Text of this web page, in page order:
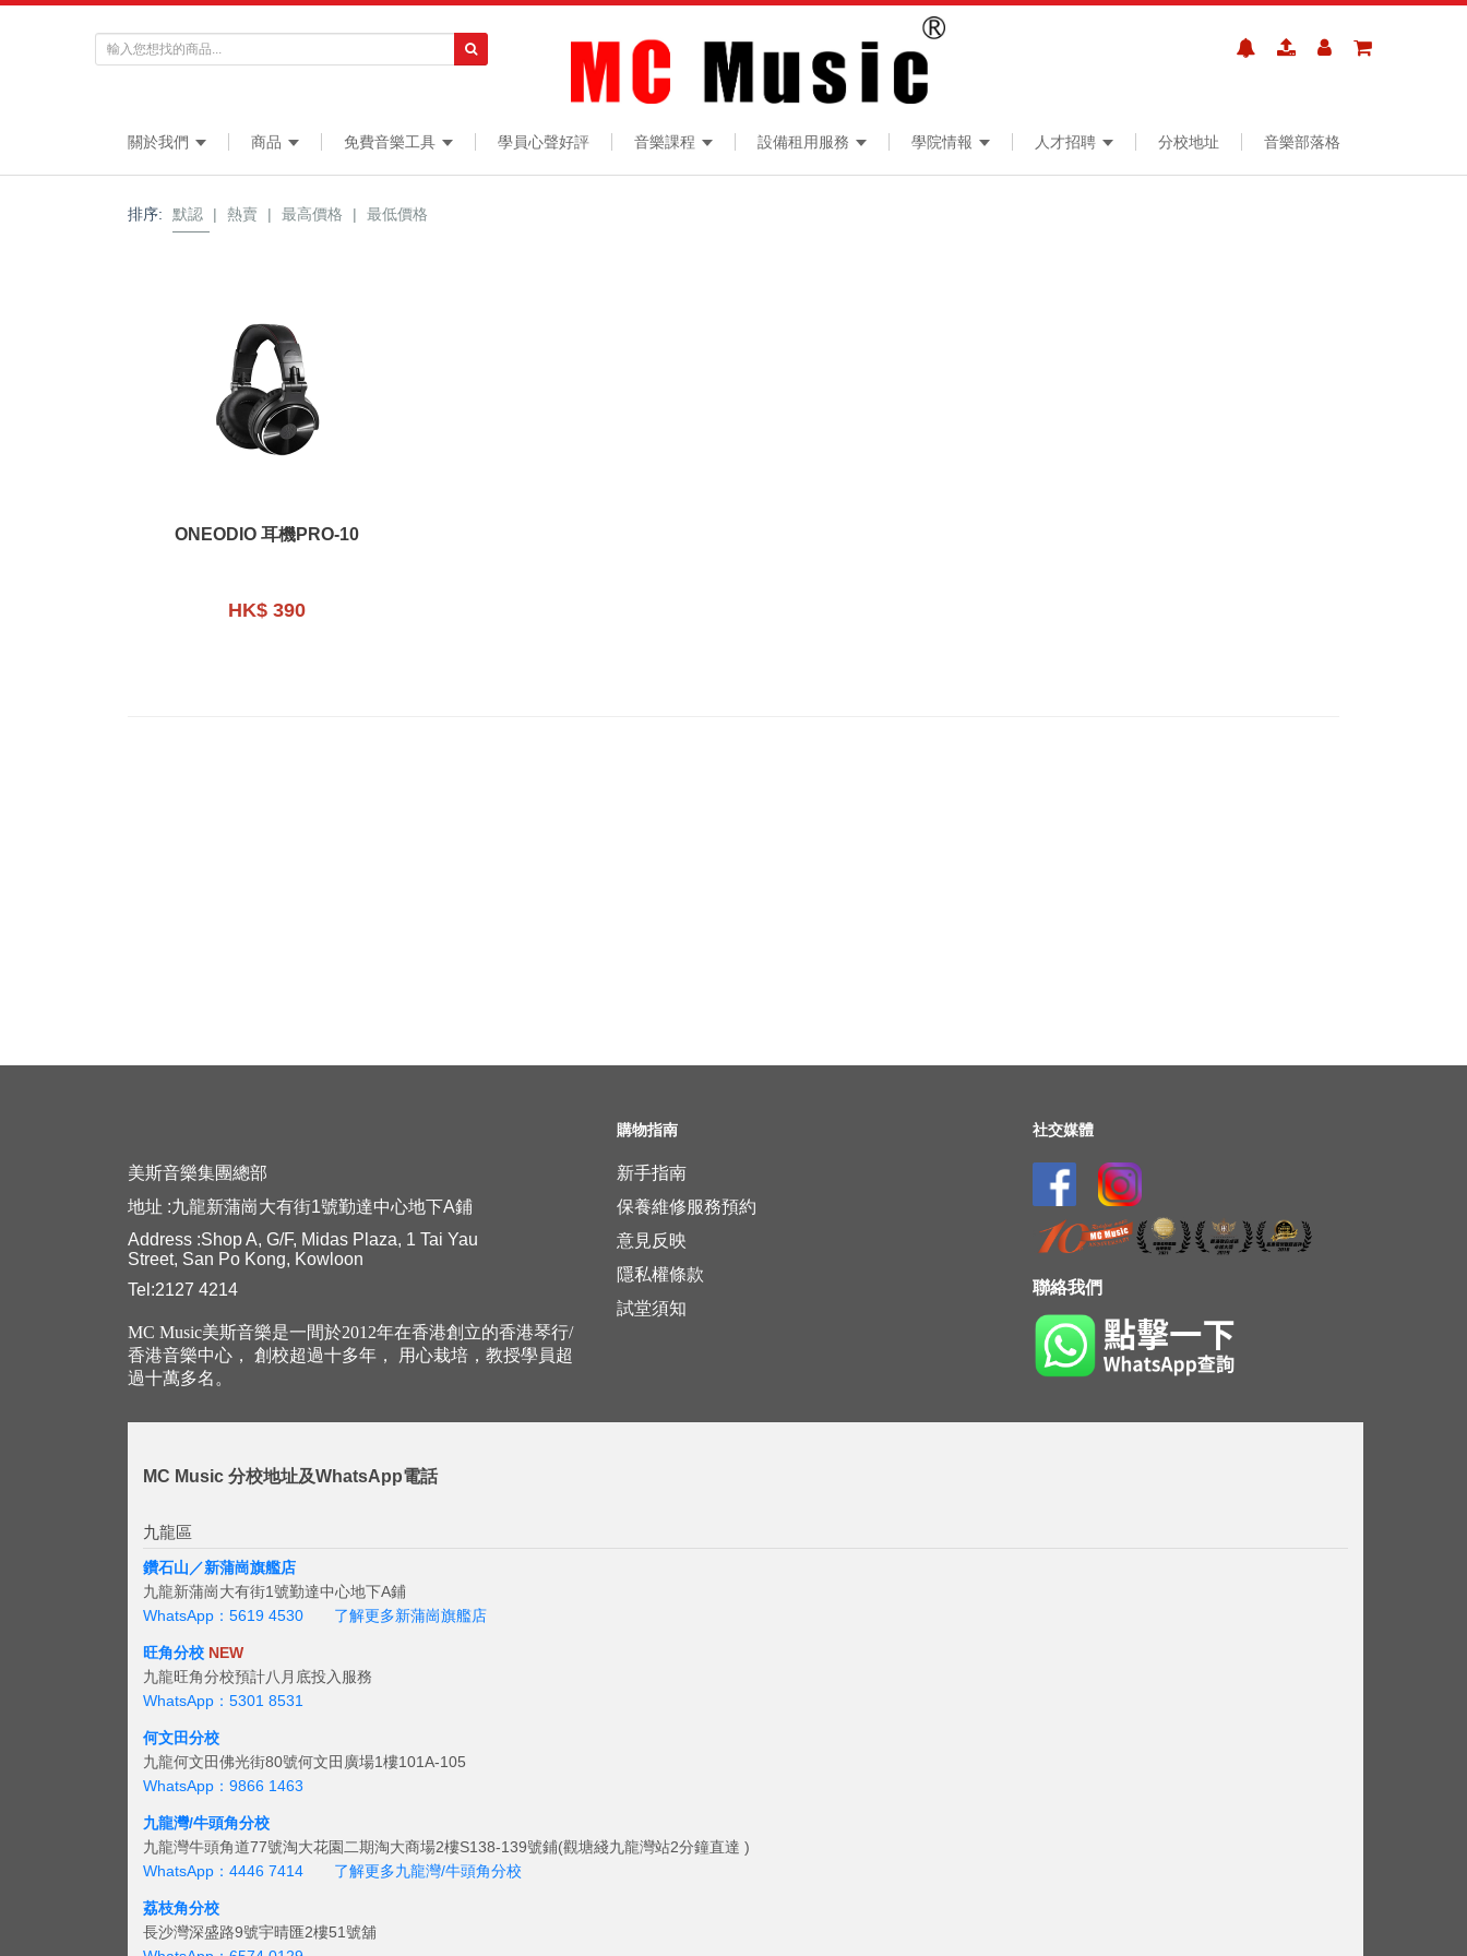
關於我們 商品 免費音樂工具 學員心聲好評 音樂課程 設備租用服務 學院情報 人才招聘 分校地址 音樂部落格
排序: 默認 | 熱賣 | 最高價格 | 最低價格
ONEODIO 耳機PRO-10
HK$ 390
購物指南 社交媒體
美斯音樂集團總部
地址 :九龍新蒲崗大有街1號勤達中心地下A鋪
Address :Shop A, G/F, Midas Plaza, 1 Tai Yau
Street, San Po Kong, Kowloon
Tel:2127 4214
新手指南
保養維修服務預約
意見反映
隱私權條款
試堂須知
聯絡我們
MC Music美斯音樂是一間於2012年在香港創立的香港琴行/
香港音樂中心， 創校超過十多年， 用心栽培，教授學員超
過十萬多名。
MC Music 分校地址及WhatsApp電話
九龍區
鑽石山／新蒲崗旗艦店
九龍新蒲崗大有街1號勤達中心地下A鋪
WhatsApp：5619 4530
了解更多新蒲崗旗艦店
旺角分校 NEW
九龍旺角分校預計八月底投入服務
WhatsApp：5301 8531
何文田分校
九龍何文田佛光街80號何文田廣場1樓101A-105
WhatsApp：9866 1463
九龍灣/牛頭角分校
九龍灣牛頭角道77號淘大花園二期淘大商場2樓S138-139號鋪(觀塘綫九龍灣站2分鐘直達 )
WhatsApp：4446 7414
了解更多九龍灣/牛頭角分校
荔枝角分校
長沙灣深盛路9號宇晴匯2樓51號舖